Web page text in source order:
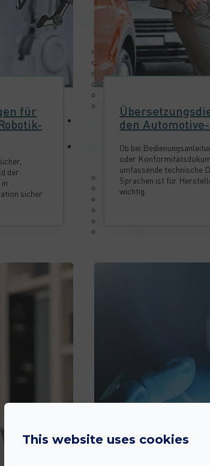
Dienstleistungen
Editierdienstleistungen
So funktioniert das
Lösungen
Über uns
Warum Sie sich für uns
Unsere Referenzen
Fallstudien
für
der
sicher
den
Ob bei
oder
umfassende technische
Sprachen ist für
wichtig.
This website uses cookies